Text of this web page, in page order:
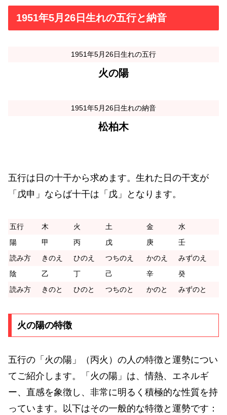
1951年5月26日生れの五行と納音
1951年5月26日生れの五行
火の陽
1951年5月26日生れの納音
松柏木
五行は日の十干から求めます。生れた日の干支が
「戊申」ならば十干は「戊」となります。
五行 木 火 土 金
水
陽
甲 丙 戊 庚
壬
読み方
きのえ ひのえ つちのえ かのえ
みずのえ
陰
乙 丁 己 辛
癸
読み方
きのと ひのと つちのと かのと みずのと
火の陽の特徴
五行の「火の陽」（丙火）の人の特徴と運勢につい
てご紹介します。「火の陽」は、情熱、エネルギ
ー、直感を象徴し、非常に明るく積極的な性質を持
っています。以下はその一般的な特徴と運勢です：